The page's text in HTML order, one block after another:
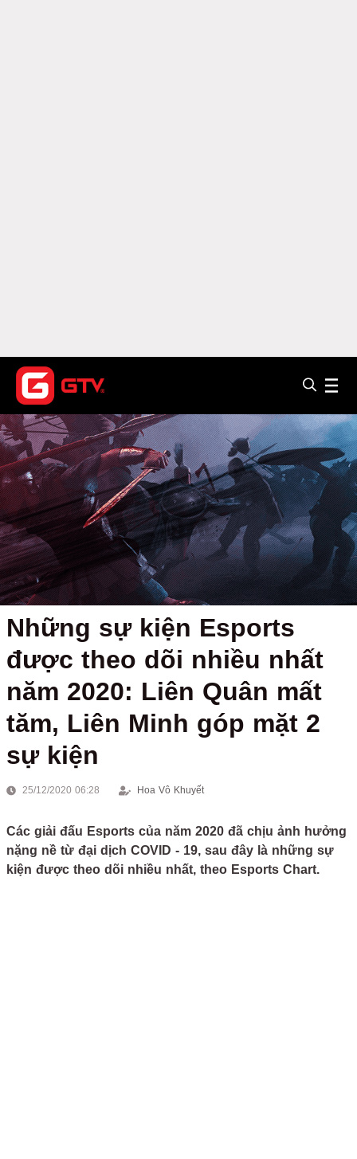
Những sự kiện Esports
được theo dõi nhiều nhất
năm 2020: Liên Quân mất
tăm, Liên Minh góp mặt 2
sự kiện
25/12/2020 06:28 Hoa Vô Khuyết
Các giải đấu Esports của năm 2020 đã chịu ảnh hưởng
nặng nề từ đại dịch COVID - 19, sau đây là những sự
kiện được theo dõi nhiều nhất, theo Esports Chart.